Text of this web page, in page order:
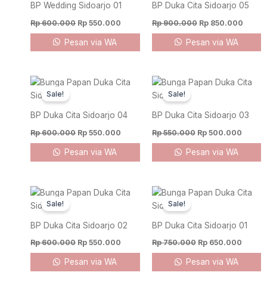
BP Wedding Sidoarjo 01
Rp600.000 Rp 550.000
Pesan via WA
BP Duka Cita Sidoarjo 05
Rp900.000 Rp850.000
Pesan via WA
Sale!
BP Duka Cita Sidoarjo 04
Rp600.000
Original
price
Rp 550.000
Current
Pesan via WA
Sale!
BP Duka Cita Sidoarjo 03
Rp550.000
Original
price
Rp500.000
Pesan via WA
Sale!
BP Duka Cita Sidoarjo 02
Rp600.000
Original
price
Rp 550.000
Current
Pesan via WA
Sale!
BP Duka Cita Sidoarjo 01
Rp750.000
Original
price
Rp650.000
Pesan via WA